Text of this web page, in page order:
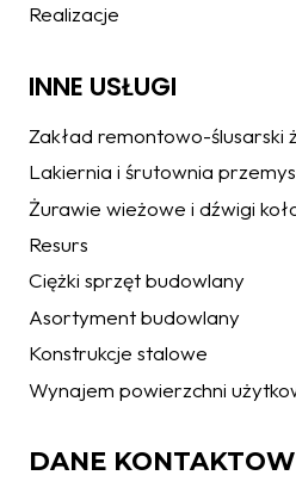
Realizacje
INNE USŁUGI
Zakład remontowo-ślusarski
Lakiernia i śrutownia
Żurawie wieżowe i dźwigi
Resurs
Ciężki sprzęt budowlany
Asortyment budowlany
Konstrukcje stalowe
Wynajem powierzchni
DANE